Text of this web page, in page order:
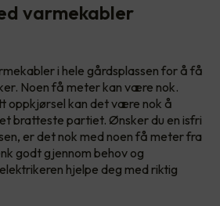
varmekabler
i hele gårdsplassen for å få
Noen få meter kan være nok.
oppkjørsel kan det være nok å
bratteste partiet. Ønsker du en isfri
er det nok med noen få meter fra
godt gjennom behov og
hjelpe deg med riktig